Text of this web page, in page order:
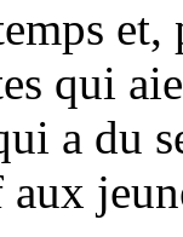
qui
a du